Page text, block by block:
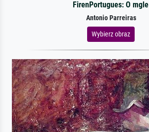
FirenPortugues: O mgle
Antonio Parreiras
Wybierz obraz